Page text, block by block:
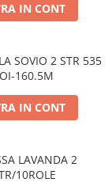
IN CONT
SOVIO 2 STR 535
160.5M
IN CONT
2
10ROLE